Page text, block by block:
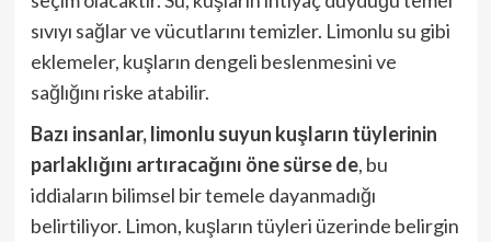
sıvıyı sağlar ve vücutlarını temizler. Limonlu su gibi
eklemeler, kuşların dengeli beslenmesini ve
sağlığını riske atabilir.
Bazı insanlar, limonlu suyun kuşların tüylerinin
parlaklığını artıracağını öne sürse de, bu
iddiaların bilimsel bir temele dayanmadığı
belirtiliyor. Limon, kuşların tüyleri üzerinde belirgin